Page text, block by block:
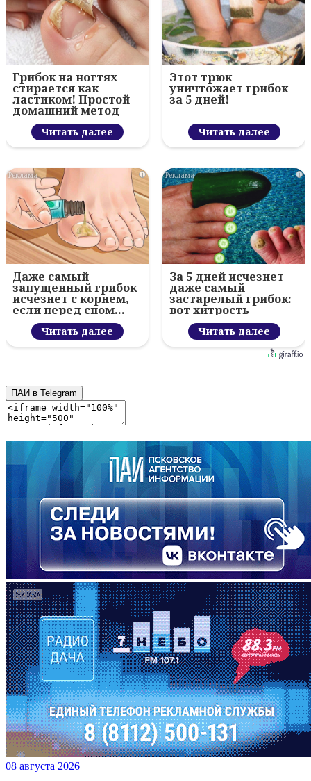
Грибок на ногтях
стирается как
ластиком! Простой
домашний метод
Читать далее
Этот трюк
уничтожает грибок
за 5 дней!
Читать далее
i
Даже самый
запущенный грибок
исчезнет с корнем,
если перед сном…
Читать далее
i
За 5 дней исчезнет
даже самый
застарелый грибок:
вот хитрость
Читать далее
ПАИ в Telegram
08 августа 2026